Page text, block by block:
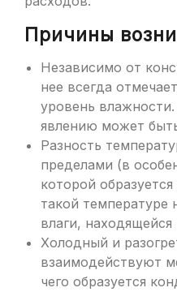
Причины
Независимо от
нее всегда
уровень
явлению может
Разность
пределами (в
которой
такой температуре
влаги, находящейся
Холодный и
взаимодействуют
чего образуется